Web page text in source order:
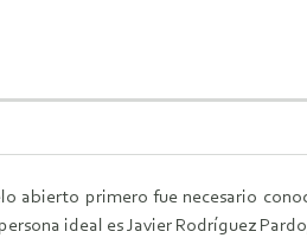
abierto primero fue necesario
ideal es Javier Rodríguez